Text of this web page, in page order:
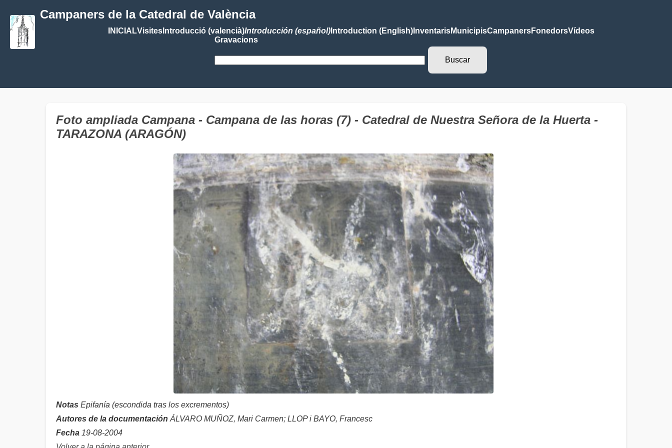
Campaners de la Catedral de València
INICIALVisitesIntroducció (valencià)Introducción (español)Introduction (English)InventarisMunicipisCampanersFonedorsVídeos
Gravacions
Foto ampliada Campana - Campana de las horas (7) - Catedral de Nuestra Señora de la Huerta -
TARAZONA (ARAGÓN)
Notas Epifanía (escondida tras los excrementos)
Autores de la documentación ÁLVARO MUÑOZ, Mari Carmen; LLOP i BAYO, Francesc
Fecha 19-08-2004